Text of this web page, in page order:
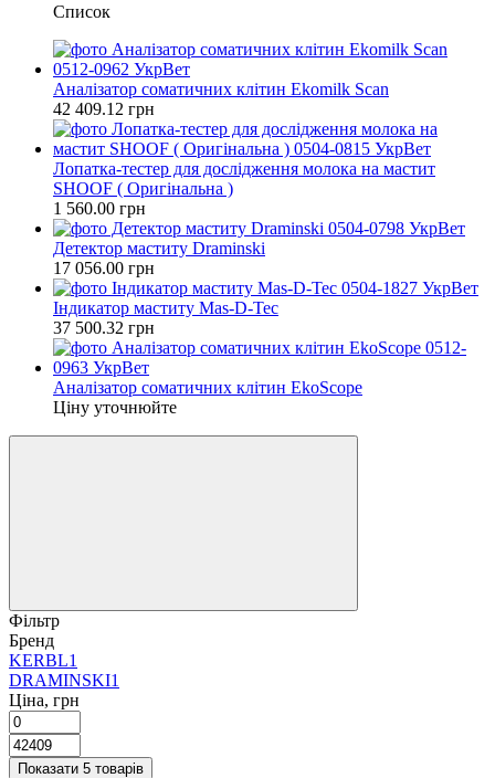
Список
Аналізатор соматичних клітин Ekomilk Scan
42 409.12 грн
Лопатка-тестер для дослідження молока на мастит
SHOOF ( Оригінальна )
1 560.00 грн
Детектор маститу Draminski
17 056.00 грн
Індикатор маститу Mas-D-Tec
37 500.32 грн
Аналізатор соматичних клітин EkoScope
Ціну уточнюйте
Фільтр
Бренд
KERBL1
DRAMINSKI1
Ціна, грн
Показати 5 товарів